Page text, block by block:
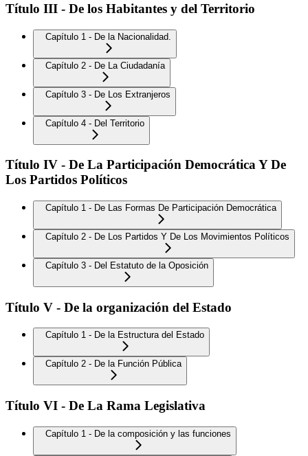
Título III - De los Habitantes y del Territorio
Capítulo 1 - De la Nacionalidad.
Capítulo 2 - De La Ciudadanía
Capítulo 3 - De Los Extranjeros
Capítulo 4 - Del Territorio
Título IV - De La Participación Democrática Y De
Los Partidos Políticos
Capítulo 1 - De Las Formas De Participación Democrática
Capítulo 2 - De Los Partidos Y De Los Movimientos Políticos
Capítulo 3 - Del Estatuto de la Oposición
Título V - De la organización del Estado
Capítulo 1 - De la Estructura del Estado
Capítulo 2 - De la Función Pública
Título VI - De La Rama Legislativa
Capítulo 1 - De la composición y las funciones